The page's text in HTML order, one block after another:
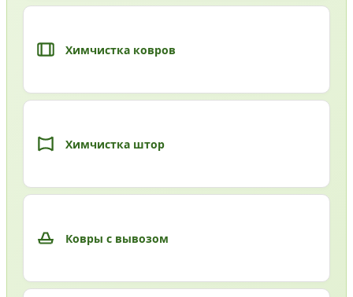
Химчистка ковров
Химчистка штор
Ковры с вывозом